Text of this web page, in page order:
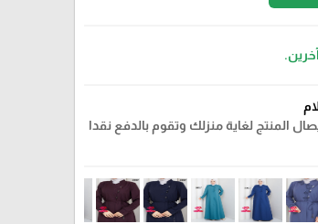
المنتج لغاية منزلك وتقوم بالدفع نقدا